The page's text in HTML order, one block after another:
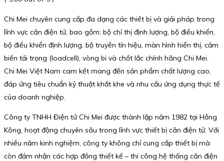
Chi Mei chuyên cung cấp đa dạng các thiết bị và giải pháp trong
lĩnh vực cân điện tử, bao gồm: bộ chỉ thị định lượng, bộ điều khiển,
bộ điều khiển định lượng, bộ truyền tín hiệu, màn hình hiển thị, cảm
biến tải trọng (loadcell), vòng bi và chốt lắc chính hãng Chi Mei.
Chi Mei Việt Nam cam kết mang đến sản phẩm chất lượng cao,
đáp ứng tiêu chuẩn kỹ thuật khắt khe và nhu cầu ứng dụng thực tế
của doanh nghiệp.
Công ty TNHH Điện tử Chi Mei được thành lập năm 1982 tại Hồng
Kông, hoạt động chuyên sâu trong lĩnh vực thiết bị cân điện tử. Với
nhiều năm kinh nghiệm, công ty không chỉ cung cấp thiết bị mà
còn đảm nhận các hợp đồng thiết kế – thi công hệ thống cân điện